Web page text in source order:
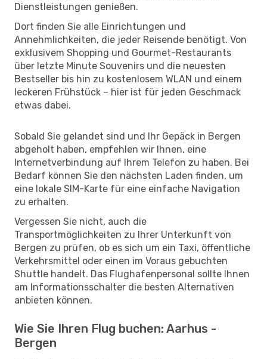
Dienstleistungen genießen.
Dort finden Sie alle Einrichtungen und
Annehmlichkeiten, die jeder Reisende benötigt. Von
exklusivem Shopping und Gourmet-Restaurants
über letzte Minute Souvenirs und die neuesten
Bestseller bis hin zu kostenlosem WLAN und einem
leckeren Frühstück – hier ist für jeden Geschmack
etwas dabei.
Sobald Sie gelandet sind und Ihr Gepäck in Bergen
abgeholt haben, empfehlen wir Ihnen, eine
Internetverbindung auf Ihrem Telefon zu haben. Bei
Bedarf können Sie den nächsten Laden finden, um
eine lokale SIM-Karte für eine einfache Navigation
zu erhalten.
Vergessen Sie nicht, auch die
Transportmöglichkeiten zu Ihrer Unterkunft von
Bergen zu prüfen, ob es sich um ein Taxi, öffentliche
Verkehrsmittel oder einen im Voraus gebuchten
Shuttle handelt. Das Flughafenpersonal sollte Ihnen
am Informationsschalter die besten Alternativen
anbieten können.
Wie Sie Ihren Flug buchen: Aarhus -
Bergen